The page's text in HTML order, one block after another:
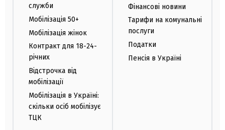
служби
Мобілізація 50+
Мобілізація жінок
Контракт для 18-24-
річних
Відстрочка від
мобілізації
Мобілізація в Україні:
скільки осіб мобілізує
ТЦК
Фінансові новини
Тарифи на комунальні
послуги
Податки
Пенсія в Україні